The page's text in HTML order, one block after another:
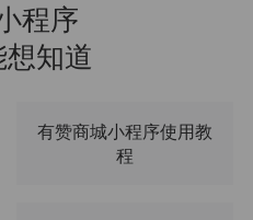
程序
知道
有赞商城小程序使用教
程